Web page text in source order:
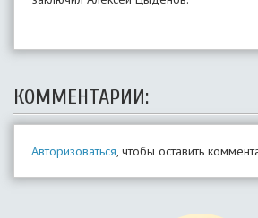
КОММЕНТАРИИ:
Авторизоваться, чтобы оставить